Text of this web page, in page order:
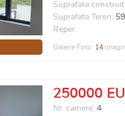
Suprafata
Suprafata Teren:
Reper:
Galerie Foto: 14
250000
Nr. camere: 4